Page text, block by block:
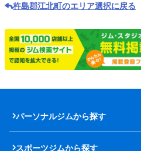
杵島郡江北町のエリア選択に戻る
パーソナルジムから探す
スポーツジムから探す